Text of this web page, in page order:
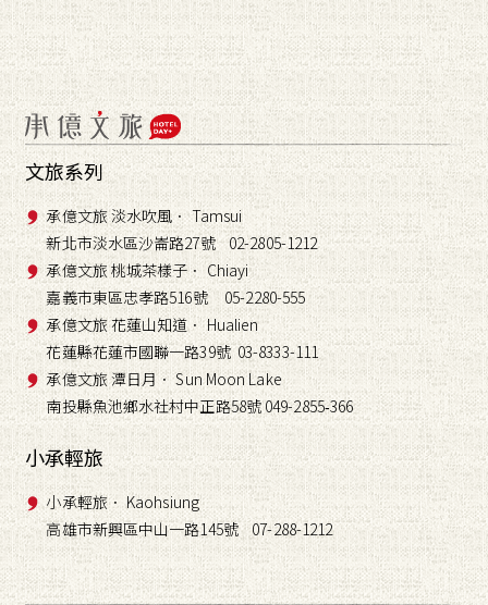
文旅系列
承億文旅 淡水吹風． Tamsui
新北市淡水區沙崙路27號 02-2805-1212
承億文旅 桃城茶樣子． Chiayi
嘉義市東區忠孝路516號 05-2280-555
承億文旅 花蓮山知道． Hualien
花蓮縣花蓮市國聯一路39號 03-8333-111
承億文旅 潭日月． Sun Moon Lake
南投縣魚池鄉水社村中正路58號 049-2855-366
小承輕旅
小承輕旅． Kaohsiung
高雄市新興區中山一路145號 07-288-1212